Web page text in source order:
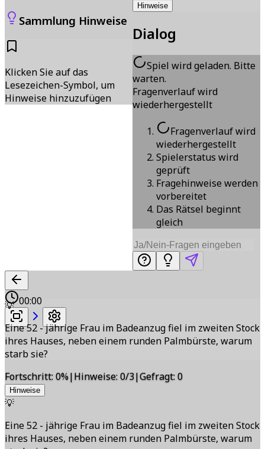
Sammlung Hinweise
Klicken Sie auf das
Lesezeichen-Symbol, um
Hinweise hinzuzufügen
Hinweise
Dialog
Spiel wird geladen. Bitte
warten.
Fragenverlauf wird
wiederhergestellt
Fragenverlauf wird
wiederhergestellt
Spielerstatus wird
geprüft
Fragehinweise werden
vorbereitet
Das Rätsel beginnt
gleich
00:00
💡
Eine 52 - jährige Frau im Badeanzug fiel im zweiten Stock
ihres Hauses, neben einem runden Palmbürste, warum
starb sie?
Fortschritt:0%|Hinweise:0/3|Gefragt:0
Hinweise
💡
Eine 52 - jährige Frau im Badeanzug fiel im zweiten Stock
ihres Hauses, neben einem runden Palmbürste, warum